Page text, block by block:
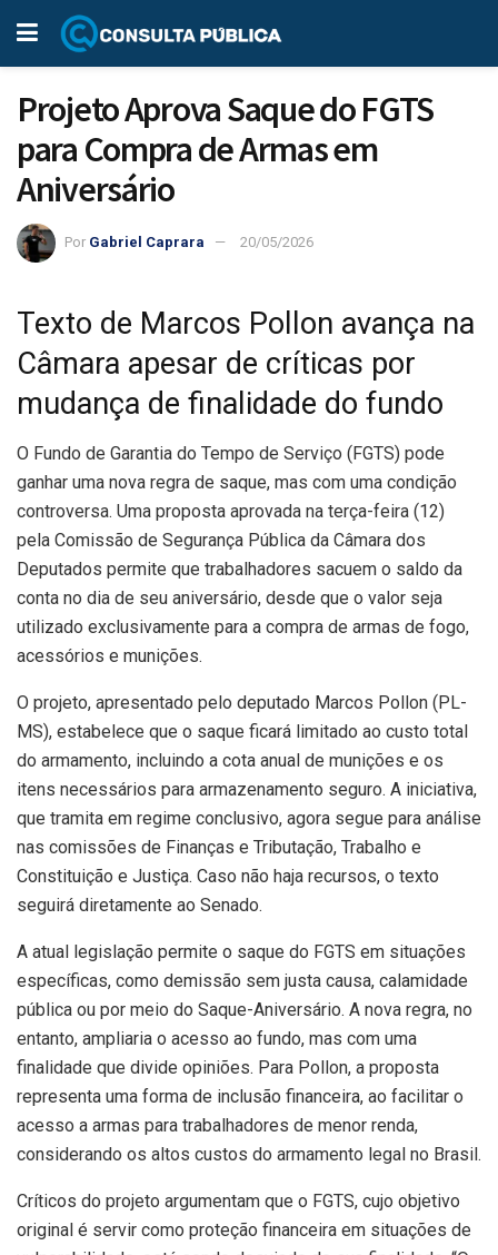
Projeto Aprova Saque do FGTS
para Compra de Armas em
Aniversário
Por Gabriel Caprara 20/05/2026
Texto de Marcos Pollon avança na
Câmara apesar de críticas por
mudança de finalidade do fundo
O Fundo de Garantia do Tempo de Serviço (FGTS) pode
ganhar uma nova regra de saque, mas com uma condição
controversa. Uma proposta aprovada na terça-feira (12)
pela Comissão de Segurança Pública da Câmara dos
Deputados permite que trabalhadores sacuem o saldo da
conta no dia de seu aniversário, desde que o valor seja
utilizado exclusivamente para a compra de armas de fogo,
acessórios e munições.
O projeto, apresentado pelo deputado Marcos Pollon (PL-
MS), estabelece que o saque ficará limitado ao custo total
do armamento, incluindo a cota anual de munições e os
itens necessários para armazenamento seguro. A iniciativa,
que tramita em regime conclusivo, agora segue para análise
nas comissões de Finanças e Tributação, Trabalho e
Constituição e Justiça. Caso não haja recursos, o texto
seguirá diretamente ao Senado.
A atual legislação permite o saque do FGTS em situações
específicas, como demissão sem justa causa, calamidade
pública ou por meio do Saque-Aniversário. A nova regra, no
entanto, ampliaria o acesso ao fundo, mas com uma
finalidade que divide opiniões. Para Pollon, a proposta
representa uma forma de inclusão financeira, ao facilitar o
acesso a armas para trabalhadores de menor renda,
considerando os altos custos do armamento legal no Brasil.
Críticos do projeto argumentam que o FGTS, cujo objetivo
original é servir como proteção financeira em situações de